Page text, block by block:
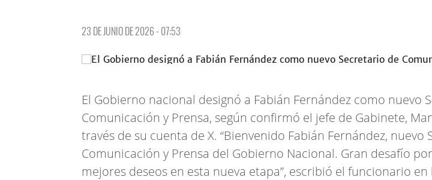
23 DE JUNIO DE 2026 - 07:53
El Gobierno nacional designó a Fabián Fernández como nuevo
Comunicación y Prensa, según confirmó el jefe de Gabinete,
través de su cuenta de X. “Bienvenido Fabián Fernández, nuevo
Comunicación y Prensa del Gobierno Nacional. Gran desafío
mejores deseos en esta nueva etapa”, escribió el funcionario en